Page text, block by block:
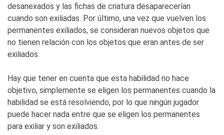
desanexados y las fichas de criatura desaparecerían
cuando son exiliadas. Por último, una vez que vuelven los
permanentes exiliados, se consideran nuevos objetos que
no tienen relación con los objetos que eran antes de ser
exiliados.
Hay que tener en cuenta que esta habilidad no hace
objetivo, simplemente se eligen los permanentes cuando la
habilidad se está resolviendo, por lo que ningún jugador
puede hacer nada entre que se eligen los permanentes
para exiliar y son exiliados.